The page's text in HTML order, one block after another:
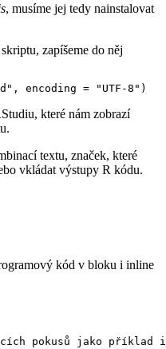
, musíme jej tedy nainstalovat
zapíšeme do něj
encoding = "UTF-8")
které nám zobrazí
textu, značek, které
vkládat výstupy R kódu.
kód v bloku i inline
pokusů jako